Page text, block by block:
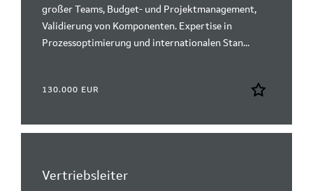
großer Teams, Budget- und Projektmanagement,
Validierung von Komponenten. Expertise in
Prozessoptimierung und internationalen Stan...
130.000 EUR
Vertriebsleiter